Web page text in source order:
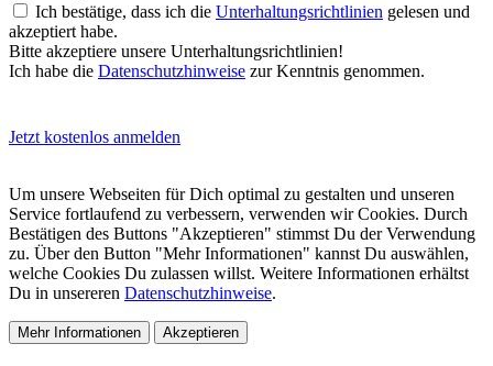
Ich bestätige, dass ich die Unterhaltungsrichtlinien gelesen und
akzeptiert habe.
Bitte akzeptiere unsere Unterhaltungsrichtlinien!
Ich habe die Datenschutzhinweise zur Kenntnis genommen.
Jetzt kostenlos anmelden
Um unsere Webseiten für Dich optimal zu gestalten und unseren
Service fortlaufend zu verbessern, verwenden wir Cookies. Durch
Bestätigen des Buttons "Akzeptieren" stimmst Du der Verwendung
zu. Über den Button "Mehr Informationen" kannst Du auswählen,
welche Cookies Du zulassen willst. Weitere Informationen erhältst
Du in unsereren Datenschutzhinweise.
Mehr Informationen Akzeptieren